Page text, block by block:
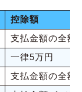
控除額
支払金額の全額
一律5万円
支払金額の全額